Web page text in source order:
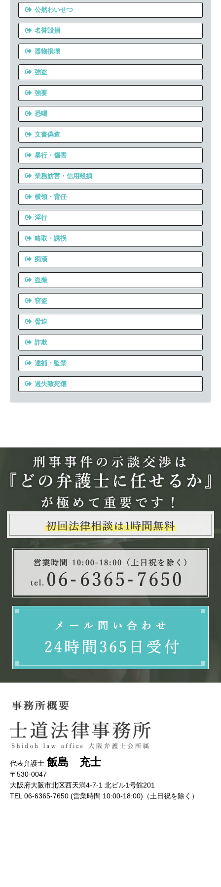
公然わいせつ
名誉毀損
器物損壊
強盗
強要
恐喝
文書偽造
暴行・傷害
業務妨害・信用毀損
横領・背任
淫行
略取・誘拐
痴漢
盗撮
窃盗
脅迫
詐欺
逮捕・監禁
過失致死傷
代表弁護士 飯島 充士
〒530-0047
大阪府大阪市北区西天満4-7-1 北ビル1号館201
TEL 06-6365-7650 (営業時間 10:00-18:00)（土日祝を除く）